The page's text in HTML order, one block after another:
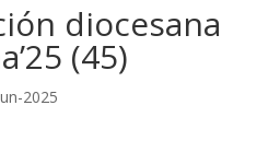
diocesana
(45)
2025